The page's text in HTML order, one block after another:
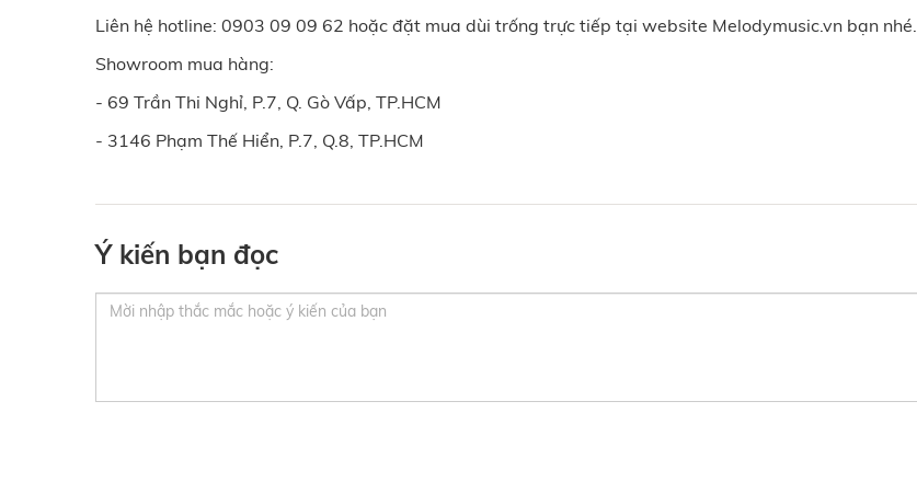
Liên hệ hotline: 0903 09 09 62 hoặc đặt mua dùi trống trực tiếp tại website Melodymusic.vn bạn nhé.
Showroom mua hàng:
- 69 Trần Thi Nghỉ, P.7, Q. Gò Vấp, TP.HCM
- 3146 Phạm Thế Hiển, P.7, Q.8, TP.HCM
Ý kiến bạn đọc